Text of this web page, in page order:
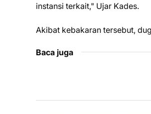
instansi terkait," Ujar Kades.
Akibat kebakaran tersebut,
Baca juga